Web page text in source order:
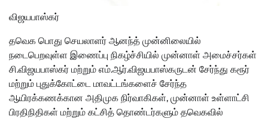
விஜயபாஸ்கர்
தவெக பொது செயலாளர் ஆனந்த் முன்னிலையில்
நடைபெறவுள்ள இணைப்பு நிகழ்ச்சியில் முன்னாள் அமைச்சர்கள்
சி.விஜயபாஸ்கர் மற்றும் எம்.ஆர்.விஜயபாஸ்கருடன் சேர்ந்து கரூர்
மற்றும் புதுக்கோட்டை மாவட்டங்களைச் சேர்ந்த
ஆயிரக்கணக்கான அதிமுக நிர்வாகிகள், முன்னாள் உள்ளாட்சி
பிரதிநிதிகள் மற்றும் கட்சித் தொண்டர்களும் தவெகவில்